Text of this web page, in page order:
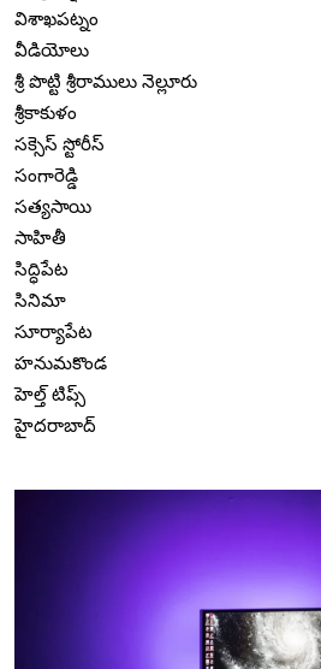
విశాఖపట్నం
వీడియోలు
శ్రీ పొట్టి శ్రీరాములు నెల్లూరు
శ్రీకాకుళం
సక్సెస్ స్టోరీస్
సంగారెడ్డి
సత్యసాయి
సాహితీ
సిద్ధిపేట
సినిమా
సూర్యాపేట
హనుమకొండ
హెల్త్ టిప్స్
హైదరాబాద్